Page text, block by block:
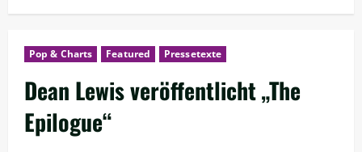
Pop & Charts Featured Pressetexte
Dean Lewis veröffentlicht „The
Epilogue“